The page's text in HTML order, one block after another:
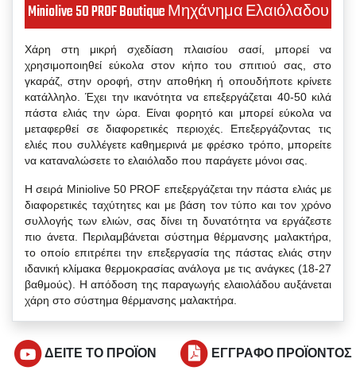
Miniolive 50 PROF Boutique Μηχάνημα Ελαιόλαδου
Χάρη στη μικρή σχεδίαση πλαισίου σασί, μπορεί να
χρησιμοποιηθεί εύκολα στον κήπο του σπιτιού σας, στο
γκαράζ, στην οροφή, στην αποθήκη ή οπουδήποτε κρίνετε
κατάλληλο. Έχει την ικανότητα να επεξεργάζεται 40-50 κιλά
πάστα ελιάς την ώρα. Είναι φορητό και μπορεί εύκολα να
μεταφερθεί σε διαφορετικές περιοχές. Επεξεργάζοντας τις
ελιές που συλλέγετε καθημερινά με φρέσκο τρόπο, μπορείτε
να καταναλώσετε το ελαιόλαδο που παράγετε μόνοι σας.
Η σειρά Miniolive 50 PROF επεξεργάζεται την πάστα ελιάς με
διαφορετικές ταχύτητες και με βάση τον τύπο και τον χρόνο
συλλογής των ελιών, σας δίνει τη δυνατότητα να εργάζεστε
πιο άνετα. Περιλαμβάνεται σύστημα θέρμανσης μαλακτήρα,
το οποίο επιτρέπει την επεξεργασία της πάστας ελιάς στην
ιδανική κλίμακα θερμοκρασίας ανάλογα με τις ανάγκες (18-27
βαθμούς). Η απόδοση της παραγωγής ελαιολάδου αυξάνεται
χάρη στο σύστημα θέρμανσης μαλακτήρα.
ΔΕΙΤΕ ΤΟ ΠΡΟΪΟΝ ΕΓΓΡΑΦΟ ΠΡΟΪΟΝΤΟΣ